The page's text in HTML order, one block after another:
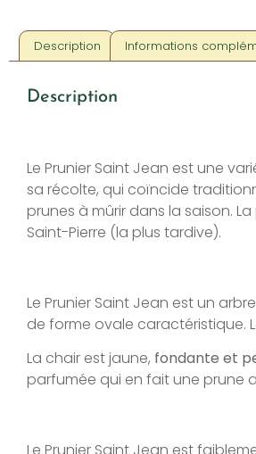
Description Informations
Description
Le Prunier Saint Jean est une
sa récolte, qui coïncide
prunes à mûrir dans la saison.
Saint-Pierre (la plus tardive).
Le Prunier Saint Jean est un
de forme ovale caractéristique.
La chair est jaune, fondante et
parfumée qui en fait une prune
Le Prunier Saint Jean est